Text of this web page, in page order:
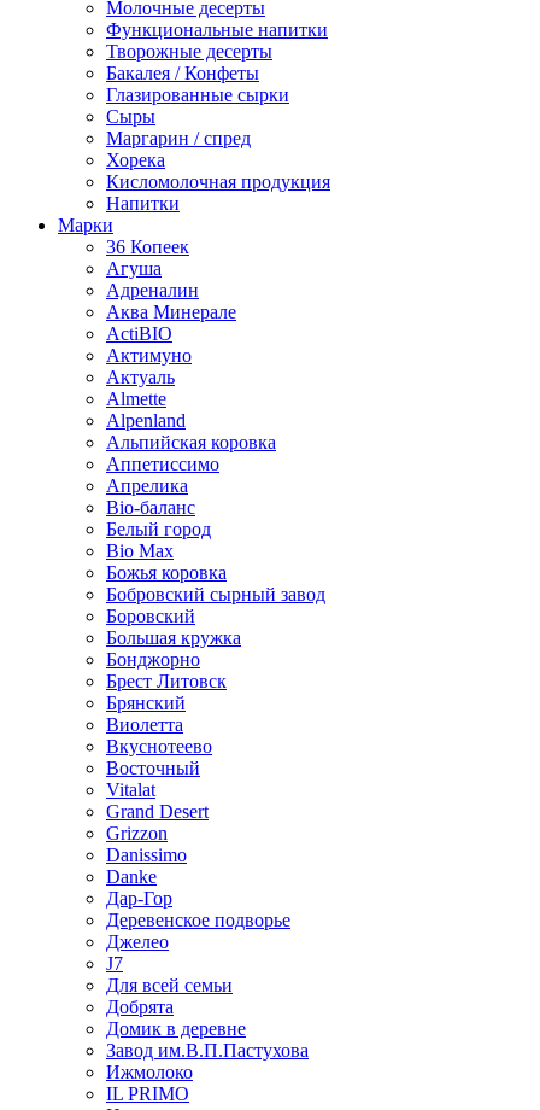
Молочные десерты
Функциональные напитки
Творожные десерты
Бакалея / Конфеты
Глазированные сырки
Сыры
Маргарин / спред
Хорека
Кисломолочная продукция
Напитки
Марки
36 Копеек
Агуша
Адреналин
Аква Минерале
ActiBIO
Актимуно
Актуаль
Almette
Alpenland
Альпийская коровка
Аппетиссимо
Апрелика
Bio-баланс
Белый город
Bio Max
Божья коровка
Бобровский сырный завод
Боровский
Большая кружка
Бонджорно
Брест Литовск
Брянский
Виолетта
Вкуснотеево
Восточный
Vitalat
Grand Desert
Grizzon
Danissimo
Danke
Дар-Гор
Деревенское подворье
Джелео
J7
Для всей семьи
Добрята
Домик в деревне
Завод им.В.П.Пастухова
Ижмолоко
IL PRIMO